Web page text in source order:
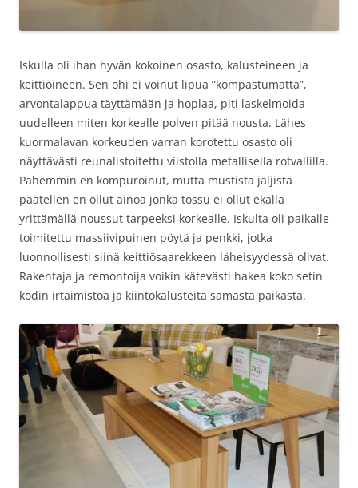
Iskulla oli ihan hyvän kokoinen osasto, kalusteineen ja
keittiöineen. Sen ohi ei voinut lipua ”kompastumatta”,
arvontalappua täyttämään ja hoplaa, piti laskelmoida
uudelleen miten korkealle polven pitää nousta. Lähes
kuormalavan korkeuden varran korotettu osasto oli
näyttävästi reunalistoitettu viistolla metallisella rotvallilla.
Pahemmin en kompuroinut, mutta mustista jäljistä
päätellen en ollut ainoa jonka tossu ei ollut ekalla
yrittämällä noussut tarpeeksi korkealle. Iskulta oli paikalle
toimitettu massiivipuinen pöytä ja penkki, jotka
luonnollisesti siinä keittiösaarekkeen läheisyydessä olivat.
Rakentaja ja remontoija voikin kätevästi hakea koko setin
kodin irtaimistoa ja kiintokalusteita samasta paikasta.